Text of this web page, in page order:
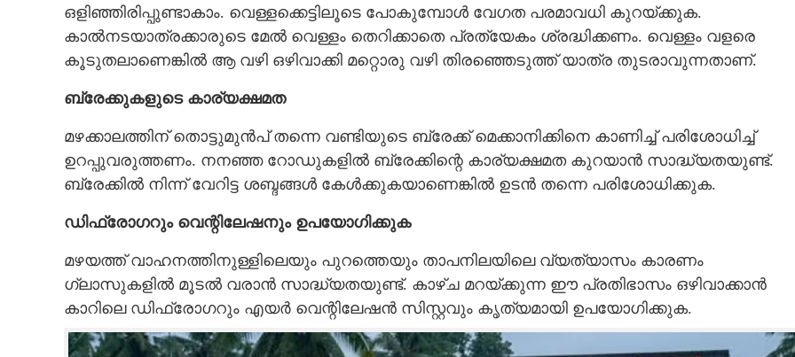
ഒളിഞ്ഞിരിപ്പുണ്ടാകാം. വെള്ളക്കെട്ടിലൂടെ പോകുമ്പോൾ വേഗത പരമാവധി കുറയ്ക്കുക.
കാൽനടയാത്രക്കാരുടെ മേൽ വെള്ളം തെറിക്കാതെ പ്രത്യേകം ശ്രദ്ധിക്കണം. വെള്ളം വളരെ
കൂടുതലാണെങ്കിൽ ആ വഴി ഒഴിവാക്കി മറ്റൊരു വഴി തിരഞ്ഞെടുത്ത് യാത്ര തുടരാവുന്നതാണ്.
ബ്രേക്കുകളുടെ കാര്യക്ഷമത
മഴക്കാലത്തിന് തൊട്ടുമുൻപ് തന്നെ വണ്ടിയുടെ ബ്രേക്ക് മെക്കാനിക്കിനെ കാണിച്ച് പരിശോധിച്ച്
ഉറപ്പുവരുത്തണം. നനഞ്ഞ റോഡുകളിൽ ബ്രേക്കിന്റെ കാര്യക്ഷമത കുറയാൻ സാദ്ധ്യതയുണ്ട്.
ബ്രേക്കിൽ നിന്ന് വേറിട്ട ശബ്ദങ്ങൾ കേൾക്കുകയാണെങ്കിൽ ഉടൻ തന്നെ പരിശോധിക്കുക.
ഡിഫ്രോഗറും വെന്റിലേഷനും ഉപയോഗിക്കുക
മഴയത്ത് വാഹനത്തിനുള്ളിലെയും പുറത്തെയും താപനിലയിലെ വ്യത്യാസം കാരണം
ഗ്ലാസുകളിൽ മൂടൽ വരാൻ സാദ്ധ്യതയുണ്ട്. കാഴ്ച മറയ്ക്കുന്ന ഈ പ്രതിഭാസം ഒഴിവാക്കാൻ
കാറിലെ ഡിഫ്രോഗറും എയർ വെന്റിലേഷൻ സിസ്റ്റവും കൃത്യമായി ഉപയോഗിക്കുക.